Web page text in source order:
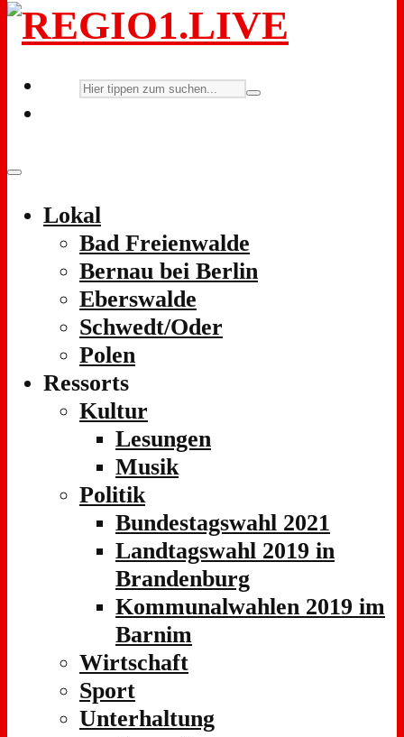
Lokal
Bad Freienwalde
Bernau bei Berlin
Eberswalde
Schwedt/Oder
Polen
Ressorts
Kultur
Lesungen
Musik
Politik
Bundestagswahl 2021
Landtagswahl 2019 in
Brandenburg
Kommunalwahlen 2019 im
Barnim
Wirtschaft
Sport
Unterhaltung